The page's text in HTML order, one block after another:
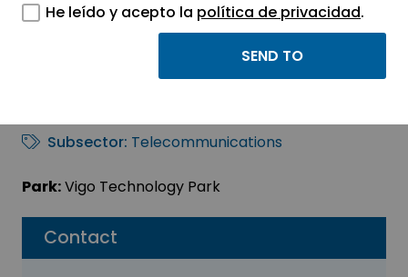
Contact
VIG-SEC DRONE SL
Subsector: Telecommunications
Park:Vigo Technology Park
He leído y acepto la política de privacidad.